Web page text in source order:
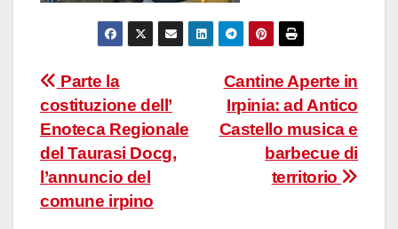
Navigazione
articoli
Cantine Aperte in
Irpinia: ad Antico
Castello musica e
barbecue di
territorio
Parte la
costituzione dell’
Enoteca Regionale
del Taurasi Docg,
l’annuncio del
comune irpino